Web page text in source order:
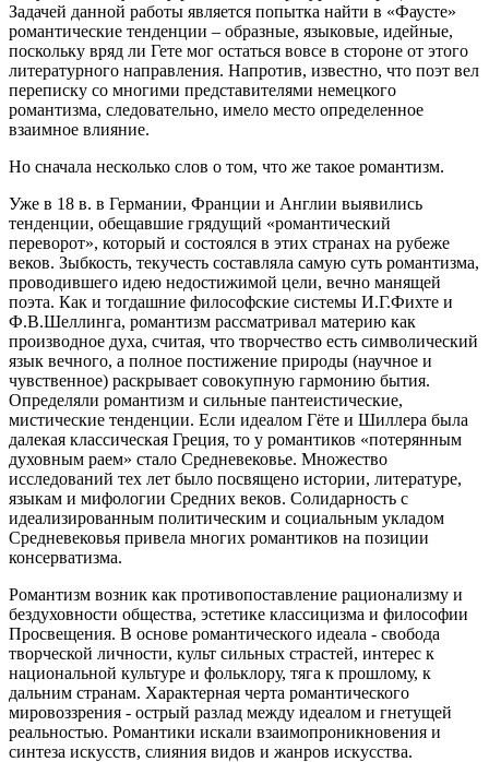
Задачей данной работы является попытка найти в «Фаусте»
романтические тенденции – образные, языковые, идейные,
поскольку вряд ли Гете мог остаться вовсе в стороне от этого
литературного направления. Напротив, известно, что поэт вел
переписку со многими представителями немецкого
романтизма, следовательно, имело место определенное
взаимное влияние.
Но сначала несколько слов о том, что же такое романтизм.
Уже в 18 в. в Германии, Франции и Англии выявились
тенденции, обещавшие грядущий «романтический
переворот», который и состоялся в этих странах на рубеже
веков. Зыбкость, текучесть составляла самую суть романтизма,
проводившего идею недостижимой цели, вечно манящей
поэта. Как и тогдашние философские системы И.Г.Фихте и
Ф.В.Шеллинга, романтизм рассматривал материю как
производное духа, считая, что творчество есть символический
язык вечного, а полное постижение природы (научное и
чувственное) раскрывает совокупную гармонию бытия.
Определяли романтизм и сильные пантеистические,
мистические тенденции. Если идеалом Гёте и Шиллера была
далекая классическая Греция, то у романтиков «потерянным
духовным раем» стало Средневековье. Множество
исследований тех лет было посвящено истории, литературе,
языкам и мифологии Средних веков. Солидарность с
идеализированным политическим и социальным укладом
Средневековья привела многих романтиков на позиции
консерватизма.
Романтизм возник как противопоставление рационализму и
бездуховности общества, эстетике классицизма и философии
Просвещения. В основе романтического идеала - свобода
творческой личности, культ сильных страстей, интерес к
национальной культуре и фольклору, тяга к прошлому, к
дальним странам. Характерная черта романтического
мировоззрения - острый разлад между идеалом и гнетущей
реальностью. Романтики искали взаимопроникновения и
синтеза искусств, слияния видов и жанров искусства.